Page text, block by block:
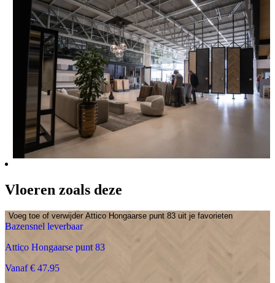
Vloeren zoals deze
Voeg toe of verwijder Attico Hongaarse punt 83 uit je favorieten
Bazensnel leverbaar
Attico Hongaarse punt 83
Vanaf € 47.95